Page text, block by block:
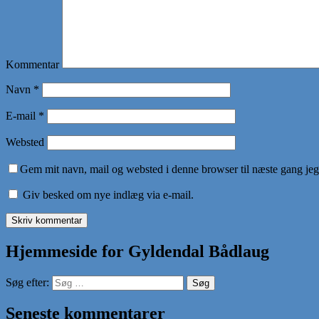
Kommentar
Navn *
E-mail *
Websted
Gem mit navn, mail og websted i denne browser til næste gang
Giv besked om nye indlæg via e-mail.
Hjemmeside for Gyldendal Bådlaug
Søg efter:
Seneste kommentarer